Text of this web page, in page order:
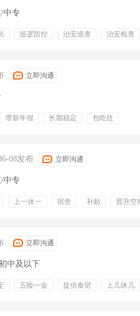
中专
巡逻防控 治安巡查
治安检查
工龄工资
立即沟通
带薪年假 长期稳定
包吃住
08发布 立即沟通
中专
上一休一 宿舍 补贴
晋升空
立即沟通
中及以下
五险一金 提供食宿
上几休几